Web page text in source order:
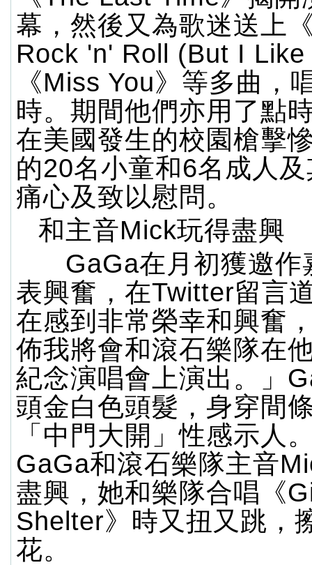
幕，然後又為歌迷送上
Rock 'n' Roll (But I
《Miss You》等多曲，
時。期間他們亦用了點
在美國發生的校園槍擊
的20名小童和6名成人
痛心及致以慰問。
和主音Mick玩得盡興
GaGa在月初獲邀作
表興奮，在Twitter留言
在感到非常榮幸和興奮
佈我將會和滾石樂隊在
紀念演唱會上演出。」
頭金白色頭髮，身穿間
「中門大開」性感示人
GaGa和滾石樂隊主音
盡興，她和樂隊合唱《
Shelter》時又扭又跳，
花。